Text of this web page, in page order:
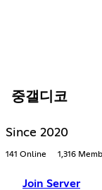
중갤디코
Since 2020
141 Online 1,316
Join Server